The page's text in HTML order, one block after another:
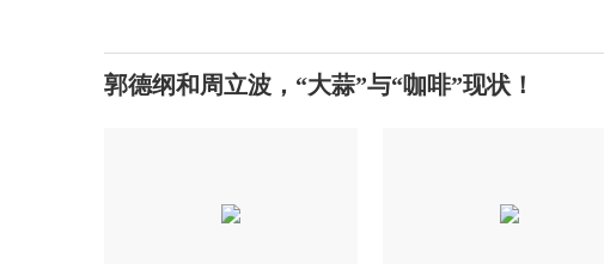
郭德纲和周立波，“大蒜”与“咖啡”现状！